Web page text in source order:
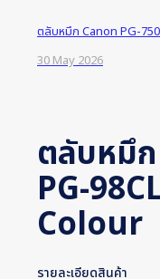
ตลับหมึก Canon PG-
30 May 2026
ตลับหมึ
PG-
Colour
รายละเอียดสินค้า